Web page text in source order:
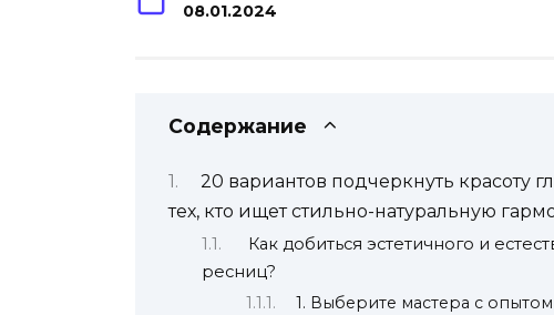
08.01.2024
Содержание
20 вариантов подчеркнуть красоту
тех, кто ищет стильно-натуральную
Как добиться эстетичного и
ресниц?
1. Выберите мастера с опытом